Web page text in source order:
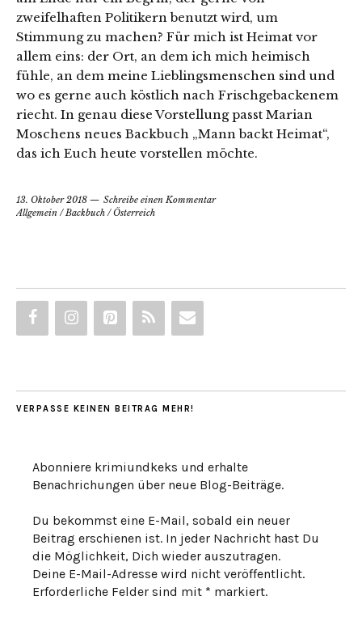
zweifelhaften Politikern benutzt wird, um
Stimmung zu machen? Für mich ist Heimat vor
allem eins: der Ort, an dem ich mich heimisch
fühle, an dem meine Lieblingsmenschen sind und
wo es gerne auch köstlich nach Frischgebackenem
riecht. In genau diese Vorstellung passt Marian
Moschens neues Backbuch „Mann backt Heimat“,
das ich Euch heute vorstellen möchte.
13. Oktober 2018
Schreibe einen Kommentar
Allgemein /Backbuch /Österreich
VERPASSE KEINEN BEITRAG MEHR!
Abonniere krimiundkeks und erhalte
Benachrichungen über neue Blog-Beiträge.
Du bekommst eine E-Mail, sobald ein neuer
Beitrag erschienen ist. In jeder Nachricht hast Du
die Möglichkeit, Dich wieder auszutragen.
Deine E-Mail-Adresse wird nicht veröffentlicht.
Erforderliche Felder sind mit * markiert.